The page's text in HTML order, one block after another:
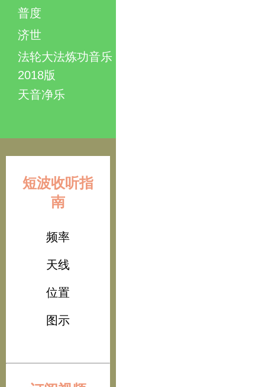
普度
济世
法轮大法炼功音乐
2018版
天音净乐
短波收听指
南
频率
天线
位置
图示